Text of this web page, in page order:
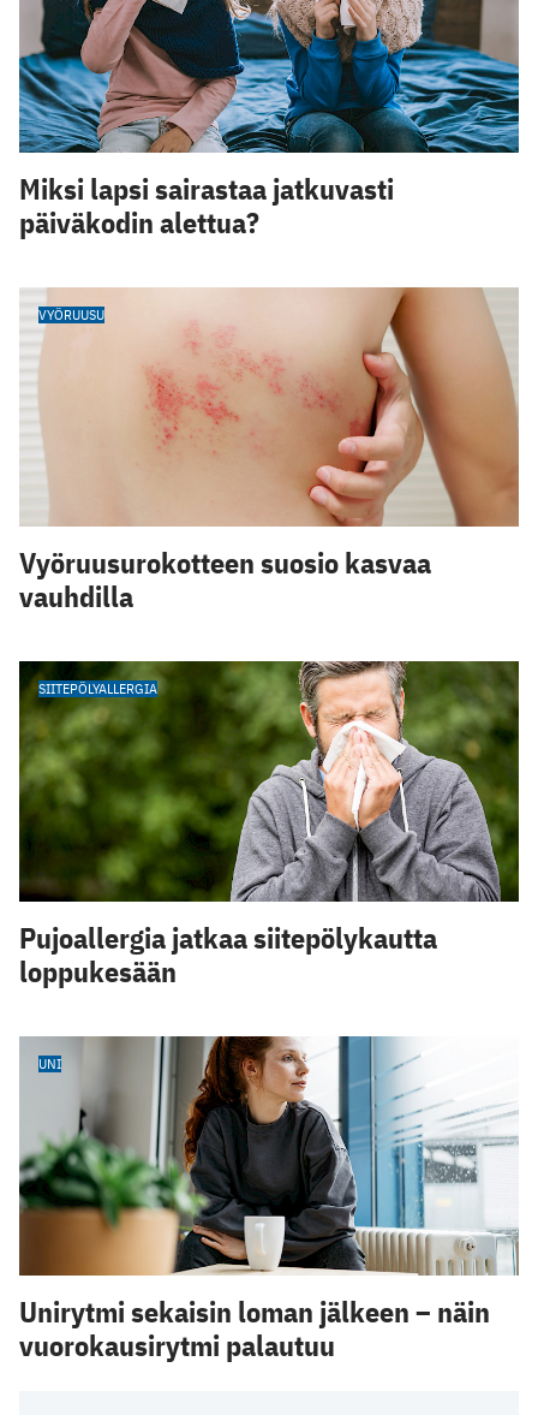
Miksi lapsi sairastaa jatkuvasti
päiväkodin alettua?
VYÖRUUSU
Vyöruusurokotteen suosio kasvaa
vauhdilla
SIITEPÖLYALLERGIA
Pujoallergia jatkaa siitepölykautta
loppukesään
UNI
Unirytmi sekaisin loman jälkeen – näin
vuorokausirytmi palautuu